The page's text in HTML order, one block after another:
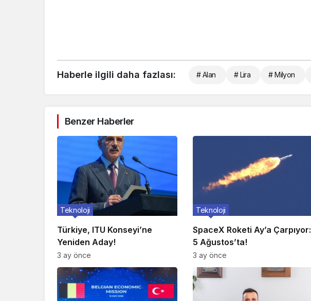
Haberle ilgili daha fazlası: # Alan # Lira # Milyon
Benzer Haberler
Türkiye, ITU Konseyi’ne
Yeniden Aday!
Teknoloji
3 ay önce
SpaceX Roketi Ay’a Çarpıyor:
5 Ağustos’ta!
Teknoloji
3 ay önce